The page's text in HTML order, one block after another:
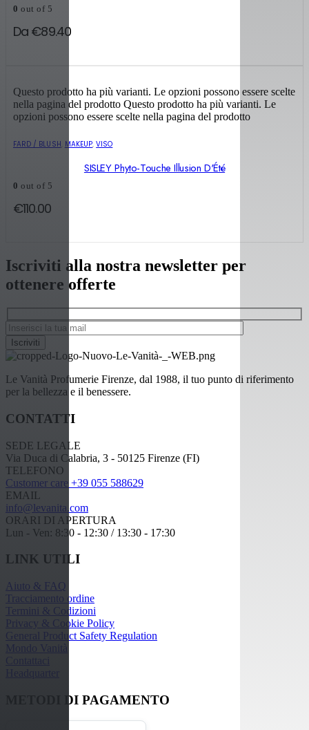
0 out of 5
Da €89.40
Questo prodotto ha più varianti. Le opzioni possono essere scelte
nella pagina del prodotto Questo prodotto ha più varianti. Le
opzioni possono essere scelte nella pagina del prodotto
FARD / BLUSH MAKEUP,VISO
SISLEY Phyto-Touche Illusion D'Été
0 out of 5
€110.00
Iscriviti alla nostra newsletter per
ottenere offerte
Le Vanità Profumerie Firenze, dal 1988, il tuo punto di riferimento
per la bellezza e il benessere.
CONTATTI
SEDE LEGALE
Via Duca di Calabria, 3 - 50125 Firenze (FI)
TELEFONO
Customer care +39 055 588629
EMAIL
info@levanita.com
ORARI DI APERTURA
Lun - Ven: 8:30 - 12:30 / 13:30 - 17:30
LINK UTILI
Aiuto & FAQ
Tracciamento ordine
Termini & Codizioni
Privacy & Cookie Policy
General Product Safety Regulation
Mondo Vanità
Contattaci
METODI DI PAGAMENTO